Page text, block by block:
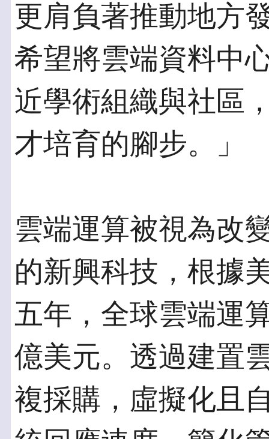
更肩負著推動地方
希望將雲端資料中
近學術組織與社區
才培育的腳步。」
雲端運算被視為改
的新興科技，根據
五年，全球雲端運
億美元。透過建置
複採購，虛擬化且